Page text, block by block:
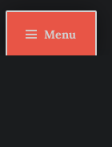
Menu